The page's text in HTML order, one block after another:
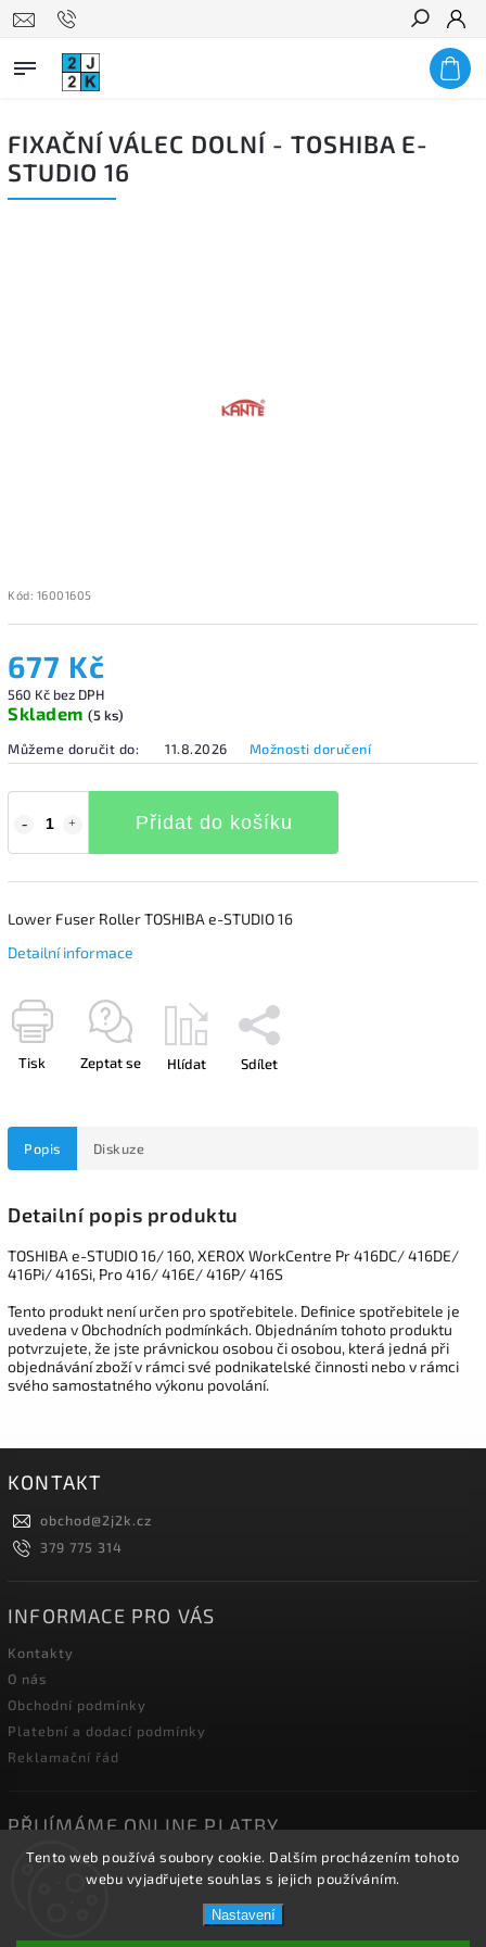
Tento web používá soubory cookie. Dalším procházením tohoto
webu vyjadřujete souhlas s jejich používáním.
Nastavení
Hledat
FIXAČNÍ VÁLEC DOLNÍ - TOSHIBA E-
STUDIO 16
Kód: 16001605
677 Kč
560 Kč bez DPH
Skladem (5 ks)
Můžeme doručit do:
11.8.2026 Možnosti doručení
Přidat do košíku
Lower Fuser Roller TOSHIBA e-STUDIO 16
Detailní informace
Tisk Zeptat se Hlídat Sdílet
Popis Diskuze
Detailní popis produktu
TOSHIBA e-STUDIO 16/ 160, XEROX WorkCentre Pr 416DC/ 416DE/
416Pi/ 416Si, Pro 416/ 416E/ 416P/ 416S
Tento produkt není určen pro spotřebitele. Definice spotřebitele je
uvedena v Obchodních podmínkách. Objednáním tohoto produktu
potvrzujete, že jste právnickou osobou či osobou, která jedná při
objednávání zboží v rámci své podnikatelské činnosti nebo v rámci
svého samostatného výkonu povolání.
KONTAKT
obchod@2j2k.cz
379 775 314
INFORMACE PRO VÁS
Kontakty
O nás
Obchodní podmínky
Platební a dodací podmínky
Reklamační řád
PŘIJÍMÁME ONLINE PLATBY